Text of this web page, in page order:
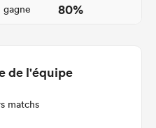
gagne 80%
de l'équipe
matchs